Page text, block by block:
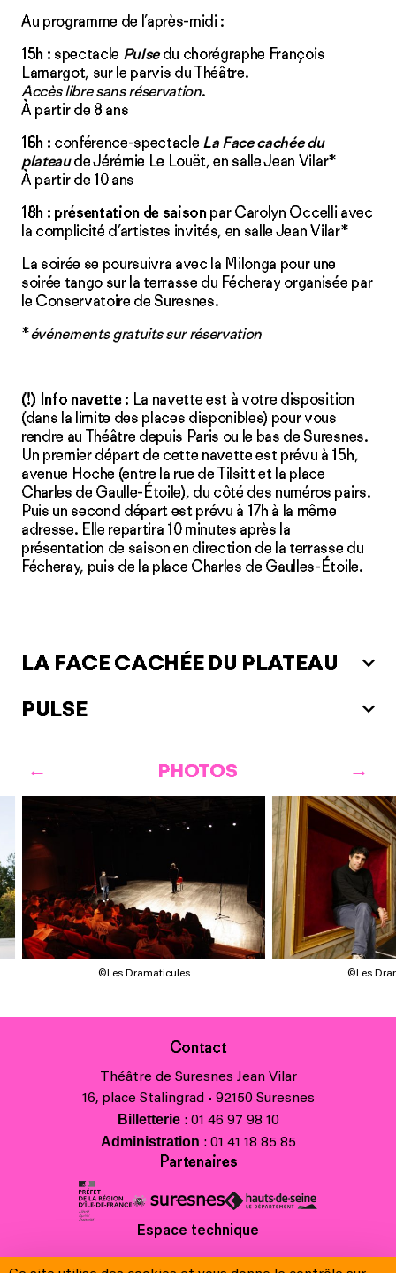
Au programme de l’après-midi :
15h : spectacle Pulsedu chorégraphe François
Lamargot, sur le parvis du Théâtre.
Accès libre sans réservation.
À partir de 8 ans
16h : conférence-spectacle La Face cachée du
plateaude Jérémie Le Louët, en salle Jean Vilar*
À partir de 10 ans
18h : présentation de saison par Carolyn Occelli avec
la complicité d’artistes invités, en salle Jean Vilar*
La soirée se poursuivra avec la Milonga pour une
soirée tango sur la terrasse du Fécheray organisée par
le Conservatoire de Suresnes.
*événements gratuits sur réservation
(!) Info navette : La navette est à votre disposition
(dans la limite des places disponibles) pour vous
rendre au Théâtre depuis Paris ou le bas de Suresnes.
Un premier départ de cette navette est prévu à 15h,
avenue Hoche (entre la rue de Tilsitt et la place
Charles de Gaulle-Étoile), du côté des numéros pairs.
Puis un second départ est prévu à 17h à la même
adresse. Elle repartira 10 minutes après la
présentation de saison en direction de la terrasse du
Fécheray, puis de la place Charles de Gaulles-Étoile.
LA FACE CACHÉE DU PLATEAU
PULSE
PHOTOS
©Les Dramaticules ©Les
Contact
Théâtre de Suresnes Jean Vilar
16, place Stalingrad • 92150 Suresnes
Billetterie: 01 46 97 98 10
Administration : 01 41 18 85 85
Partenaires
Espace technique